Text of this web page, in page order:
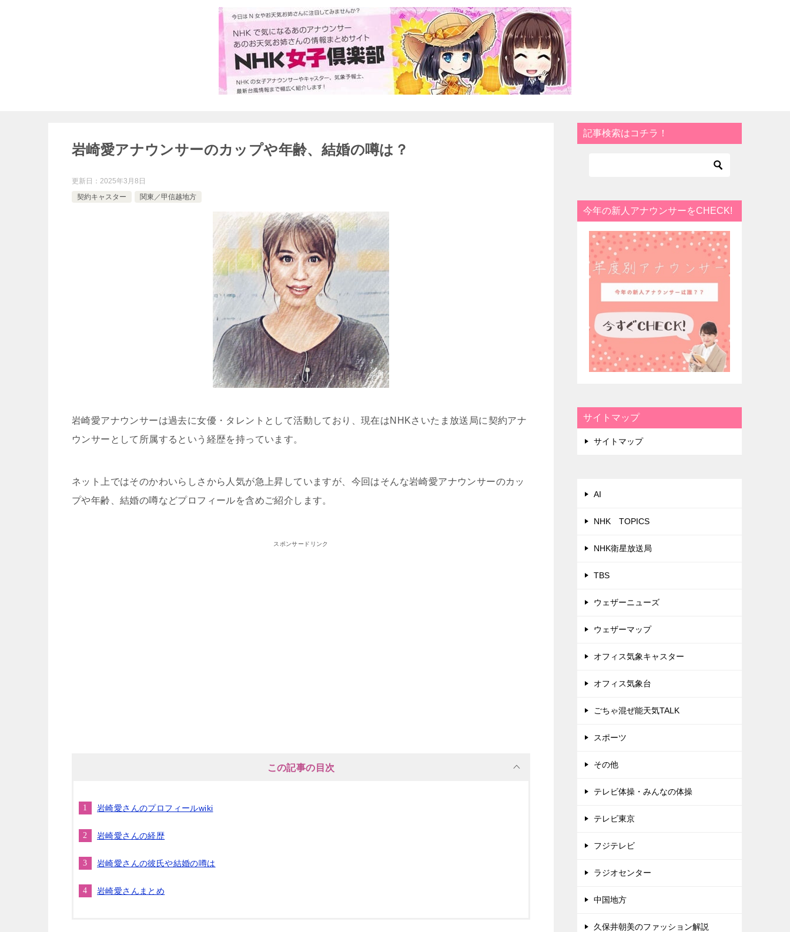
岩崎愛アナウンサーのカップや年齢、結婚の噂は？
更新日： 2025年3月8日
契約キャスター
関東／甲信越地方
岩崎愛アナウンサーは過去に女優・タレントとして活動しており、現在はNHKさいたま放送局に契約アナ
ウンサーとして所属するという経歴を持っています。
ネット上ではそのかわいらしさから人気が急上昇していますが、今回はそんな岩崎愛アナウンサーのカッ
プや年齢、結婚の噂などプロフィールを含めご紹介します。
スポンサードリンク
この記事の目次
岩崎愛さんのプロフィールwiki
岩崎愛さんの経歴
岩崎愛さんの彼氏や結婚の噂は
岩崎愛さんまとめ
記事検索はコチラ！
今年の新人アナウンサーをCHECK!
サイトマップ
サイトマップ
AI
NHK TOPICS
NHK衛星放送局
TBS
ウェザーニューズ
ウェザーマップ
オフィス気象キャスター
オフィス気象台
ごちゃ混ぜ能天気TALK
スポーツ
その他
テレビ体操・みんなの体操
テレビ東京
フジテレビ
ラジオセンター
中国地方
久保井朝美のファッション解説